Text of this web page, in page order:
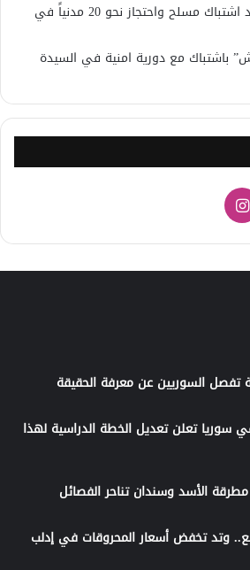
القبض على مطلوب بعد اشتباك مسلح واحتجاز نحو 20 مدنياً في
باشتباك مع دورية امنية في السيدة
انستقرام
تفصل السوريين عن معرفة الحقيقة
في سوريا تعلن تعديل الخطة الدراسية لهذا
الأسد وسندان تناحر الفصائل
وتد تخفض أسعار المحروقات في إدلب